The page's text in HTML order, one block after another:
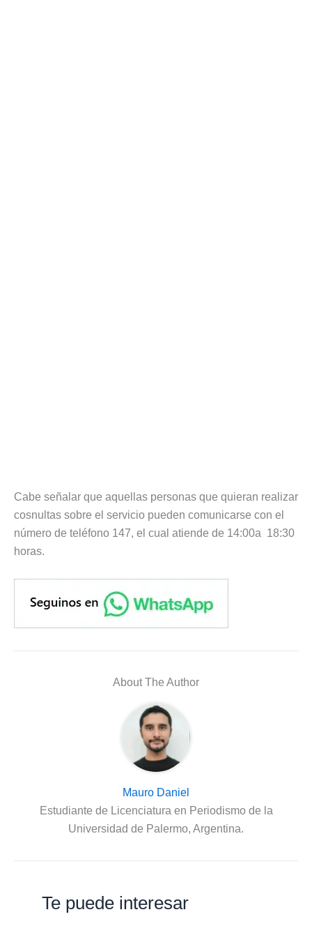
Cabe señalar que aquellas personas que quieran realizar
cosnultas sobre el servicio pueden comunicarse con el
número de teléfono 147, el cual atiende de 14:00a 18:30
horas.
About The Author
Mauro Daniel
Estudiante de Licenciatura en Periodismo de la
Universidad de Palermo, Argentina.
Te puede interesar